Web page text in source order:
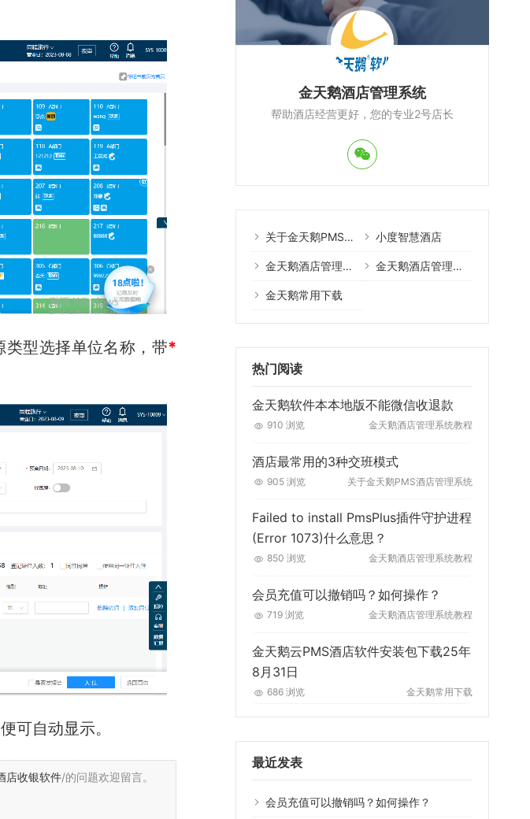
型选择单位名称，带*
可自动显示。
店收银软件/的问题欢迎留言。
金天鹅酒店管理系统
帮助酒店经营更好，您的专业2号店长
关于金天鹅PMS酒店管理系统 小度智慧酒店
金天鹅酒店管理系统案例 金天鹅酒店管理系统教程
金天鹅常用下载
热门阅读
金天鹅软件本本地版不能微信收退款
910 浏览 金天鹅酒店管理系统教程
酒店最常用的3种交班模式
905 浏览 关于金天鹅PMS酒店管理系统
Failed to install PmsPlus插件守护进程
(Error 1073)什么意思？
850 浏览 金天鹅酒店管理系统教程
会员充值可以撤销吗？如何操作？
719 浏览 金天鹅酒店管理系统教程
金天鹅云PMS酒店软件安装包下载25年
8月31日
686 浏览 金天鹅常用下载
最近发表
会员充值可以撤销吗？如何操作？